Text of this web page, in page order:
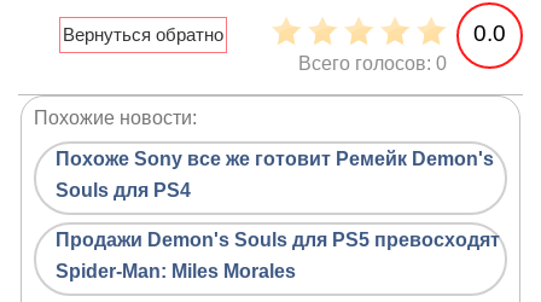
0.0
Всего голосов: 0
Похожие новости:
Похоже Sony все же готовит Ремейк Demon's
Souls для PS4
Продажи Demon's Souls для PS5 превосходят
Spider-Man: Miles Morales